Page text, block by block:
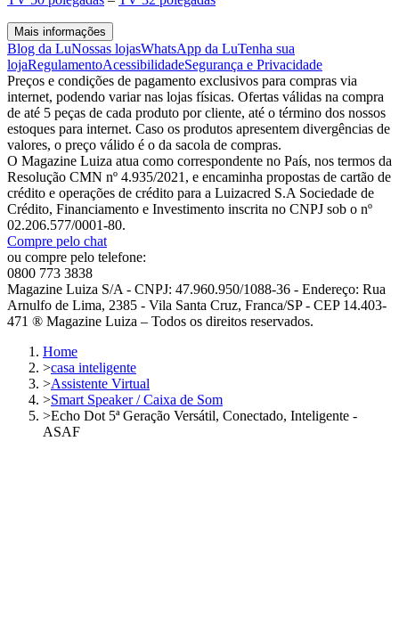
Mais informações
Blog da LuNossas lojasWhatsApp da LuTenha sua
lojaRegulamentoAcessibilidadeSegurança e Privacidade
Preços e condições de pagamento exclusivos para compras via
internet, podendo variar nas lojas físicas. Ofertas válidas na compra
de até 5 peças de cada produto por cliente, até o término dos nossos
estoques para internet. Caso os produtos apresentem divergências de
valores, o preço válido é o da sacola de compras.
O Magazine Luiza atua como correspondente no País, nos termos da
Resolução CMN nº 4.935/2021, e encaminha propostas de cartão de
crédito e operações de crédito para a Luizacred S.A Sociedade de
Crédito, Financiamento e Investimento inscrita no CNPJ sob o nº
02.206.577/0001-80.
Compre pelo chat
ou compre pelo telefone:
0800 773 3838
Magazine Luiza S/A - CNPJ: 47.960.950/1088-36 - Endereço: Rua
Arnulfo de Lima, 2385 - Vila Santa Cruz, Franca/SP - CEP 14.403-
471 ® Magazine Luiza – Todos os direitos reservados.
Home
>casa inteligente
>Assistente Virtual
>Smart Speaker / Caixa de Som
>Echo Dot 5ª Geração Versátil, Conectado, Inteligente -
ASAF